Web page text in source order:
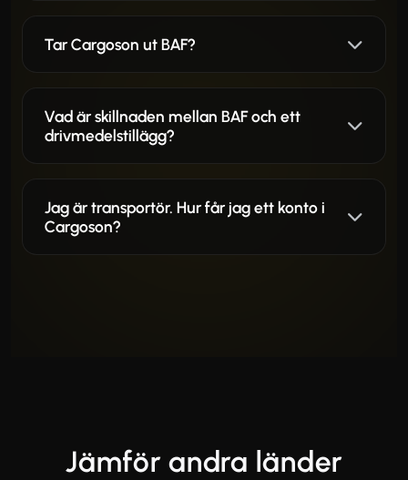
Tar Cargoson ut BAF?
Vad är skillnaden mellan BAF och ett
drivmedelstillägg?
Jag är transportör. Hur får jag ett konto i
Cargoson?
Jämför andra länder